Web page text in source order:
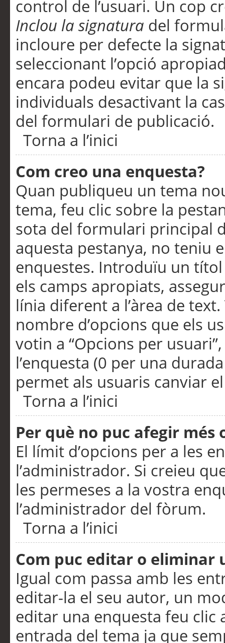
control de l’usuari. Un cop
Inclou la signatura del
incloure per defecte la
seleccionant l’opció
encara podeu evitar que la
individuals desactivant la
del formulari de publicació.
Torna a l’inici
Com creo una enquesta?
Quan publiqueu un tema
tema, feu clic sobre la
sota del formulari principal
aquesta pestanya, no teniu
enquestes. Introduïu un
els camps apropiats,
línia diferent a l’àrea de
nombre d’opcions que els
votin a “Opcions per
l’enquesta (0 per una
permet als usuaris canviar
Torna a l’inici
Per què no puc afegir més
El límit d’opcions per a les
l’administrador. Si creieu
les permeses a la vostra
l’administrador del fòrum.
Torna a l’inici
Com puc editar o eliminar
Igual com passa amb les
editar-la el seu autor, un
editar una enquesta feu clic
entrada del tema ja que